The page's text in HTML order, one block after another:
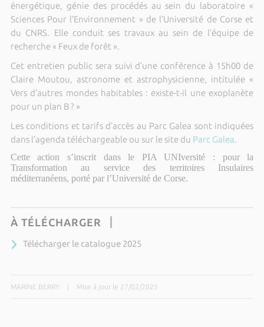
énergétique, génie des procédés au sein du laboratoire «
Sciences Pour l’Environnement » de l’Université de Corse et
du CNRS. Elle conduit ses travaux au sein de l’équipe de
recherche « Feux de forêt ».
Cet entretien public sera suivi d’une conférence à 15h00 de
Claire Moutou, astronome et astrophysicienne, intitulée «
Vers d’autres mondes habitables : existe-t-il une exoplanète
pour un plan B ? »
Les conditions et tarifs d’accès au Parc Galea sont indiquées
dans l’agenda téléchargeable ou sur le site du Parc Galea.
Cette action s’inscrit dans le PIA UNIversité : pour la
Transformation au service des territoires Insulaires
méditerranéens, porté par l’Université de Corse.
À TÉLÉCHARGER
Télécharger le catalogue 2025
MARINE BERRY Mise à jour le 27/02/2025